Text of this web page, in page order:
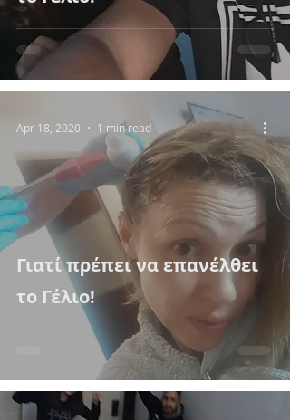
Γιατί πρέπει να επανέλθει
το Γέλιο!
Apr 18, 2020 1 min read